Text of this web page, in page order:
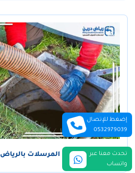
تسليك مجاري حي المرسلات بالرياض
إضغط للإتصال
0532979039
تحدث معنا عبر
واتساب